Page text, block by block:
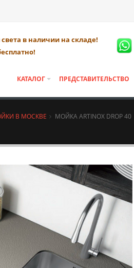
в наличии на складе!
КАТАЛОГ ПРЕДСТАВИТЕЛЬСТВО
В МОСКВЕ МОЙКА ARTINOX DROP 40